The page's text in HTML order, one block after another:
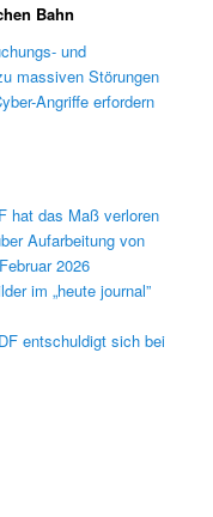
Bahn
und
massiven Störungen
Angriffe erfordern
hat das Maß verloren
Aufarbeitung von
2026
im „heute journal”
entschuldigt sich bei